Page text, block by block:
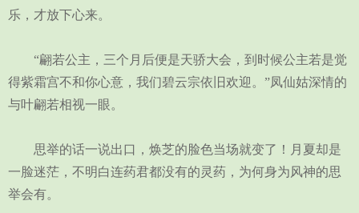
乐，才放下心来。
“翩若公主，三个月后便是天骄大会，到时候公主若是觉
得紫霜宫不和你心意，我们碧云宗依旧欢迎。”凤仙姑深情的
与叶翩若相视一眼。
思举的话一说出口，焕芝的脸色当场就变了！月夏却是
一脸迷茫，不明白连药君都没有的灵药，为何身为风神的思
举会有。